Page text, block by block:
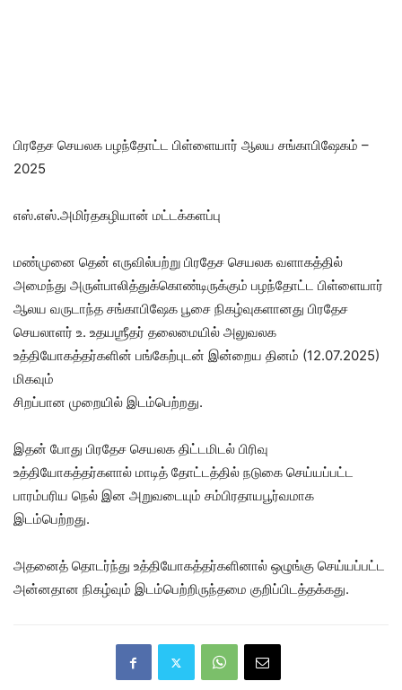
பிரதேச செயலக பழந்தோட்ட பிள்ளையார் ஆலய சங்காபிஷேகம் –
2025
எஸ்.எஸ்.அமிர்தகழியான் மட்டக்களப்பு
மண்முனை தென் எருவில்பற்று பிரதேச செயலக வளாகத்தில்
அமைந்து அருள்பாலித்துக்கொண்டிருக்கும் பழந்தோட்ட பிள்ளையார்
ஆலய வருடாந்த சங்காபிஷேக பூசை நிகழ்வுகளானது பிரதேச
செயலாளர் உ. உதயஶ்ரீதர் தலைமையில் அலுவலக
உத்தியோகத்தர்களின் பங்கேற்புடன் இன்றைய தினம் (12.07.2025)
மிகவும்
சிறப்பான முறையில் இடம்பெற்றது.
இதன் போது பிரதேச செயலக திட்டமிடல் பிரிவு
உத்தியோகத்தர்களால் மாடித் தோட்டத்தில் நடுகை செய்யப்பட்ட
பாரம்பரிய நெல் இன அறுவடையும் சம்பிரதாயபூர்வமாக
இடம்பெற்றது.
அதனைத் தொடர்ந்து உத்தியோகத்தர்களினால் ஒழுங்கு செய்யப்பட்ட
அன்னதான நிகழ்வும் இடம்பெற்றிருந்தமை குறிப்பிடத்தக்கது.